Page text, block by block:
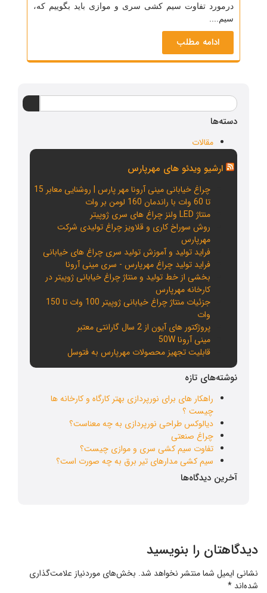
درمورد تفاوت سیم کشی سری و موازی باید بگوییم که،
سیم....
ادامه مطلب
دسته‌ها
مقالات
ارشیو ویدئو های مهرپارس
چراغ خیابانی مینی آرونا مهر پارس | روشنایی معابر 15
تا 60 وات با راندمان 160 لومن بر وات
منتاژ LED ولنز چراغ های سری ژوپیتر
روش سوراخ کاری و قلاویز چراغ تولیدی شرکت
مهرپارس
فراید تولید و آموزش تولید سری چراغ های خیابانی
فراید تولید چراغ مهرپارس - سری مینی آرونا
بخشی از خط تولید و منتاژ چراغ خیابانی ژوپیتر در
کارخانه مهرپارس
جزئیات منتاژ چراغ خیابانی ژوپیتر 100 وات تا 150
وات
پروژکتور های آیون از 2 سال گارانتی معتبر
مینی آرونا 50W
قابلیت تجهیز محصولات مهرپارس به فتوسل
نوشته‌های تازه
راهکار های برای نورپردازی بهتر کارگاه و کارخانه ها
چیست ؟
دیالوکس طراحی نورپردازی به چه معناست؟
چراغ صنعتی
تفاوت سیم کشی سری و موازی چیست؟
سیم کشی مدارهای تیر برق به چه صورت است؟
آخرین دیدگاه‌ها
دیدگاهتان را بنویسید
نشانی ایمیل شما منتشر نخواهد شد. بخش‌های موردنیاز علامت‌گذاری
شده‌اند *